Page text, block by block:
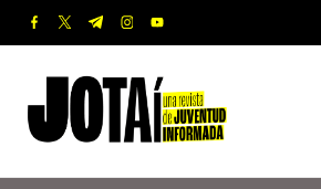
Saltar
contenido
facebook.com
twitter.com
t.me instagram.com
youtube.com
o
t
revista
de
Informada